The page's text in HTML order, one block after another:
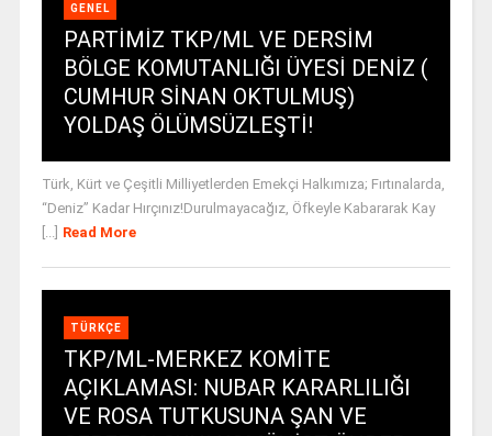
GENEL
PARTİMİZ TKP/ML VE DERSİM
BÖLGE KOMUTANLIĞI ÜYESİ DENİZ (
CUMHUR SİNAN OKTULMUŞ)
YOLDAŞ ÖLÜMSÜZLEŞTİ!
Türk, Kürt ve Çeşitli Milliyetlerden Emekçi Halkımıza; Fırtınalarda,
“Deniz” Kadar Hırçınız!Durulmayacağız, Öfkeyle Kabararak Kay
Read More
TÜRKÇE
TKP/ML-MERKEZ KOMİTE
AÇIKLAMASI: NUBAR KARARLILIĞI
VE ROSA TUTKUSUNA ŞAN VE